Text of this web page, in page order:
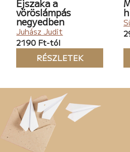
Éjszaka a
vöröslámpás
negyedben
Juhász Judit
2190 Ft-tól
RÉSZLETEK